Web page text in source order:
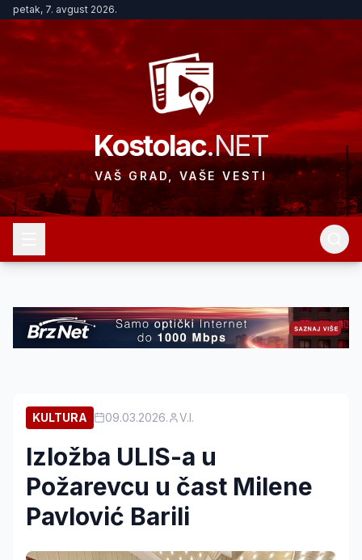
petak, 7. avgust 2026.
Kostolac.NET
VAŠ GRAD, VAŠE VESTI
KULTURA 09.03.2026. V.I.
Izložba ULIS-a u
Požarevcu u čast Milene
Pavlović Barili